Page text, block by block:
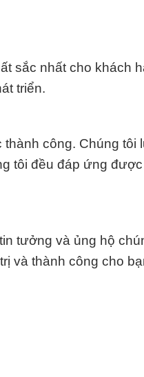
sắc nhất cho khách
triển.
công. Chúng tôi
tôi đều đáp ứng
tưởng và ủng hộ
và thành công cho